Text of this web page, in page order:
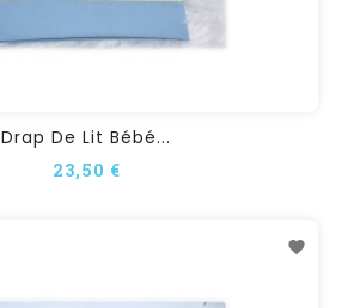
Drap De Lit Bébé...
23,50 €